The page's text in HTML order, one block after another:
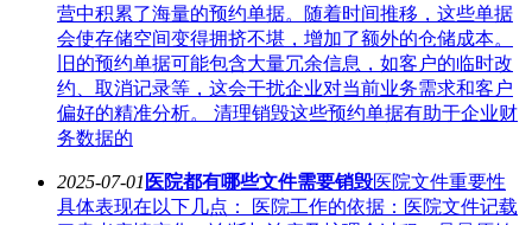
营中积累了海量的预约单据。随着时间推移，这些单据
会使存储空间变得拥挤不堪，增加了额外的仓储成本。
旧的预约单据可能包含大量冗余信息，如客户的临时改
约、取消记录等，这会干扰企业对当前业务需求和客户
偏好的精准分析。 清理销毁这些预约单据有助于企业财
务数据的
2025-07-01 医院都有哪些文件需要销毁医院文件重要性
具体表现在以下几点： 医院工作的依据：医院文件记载